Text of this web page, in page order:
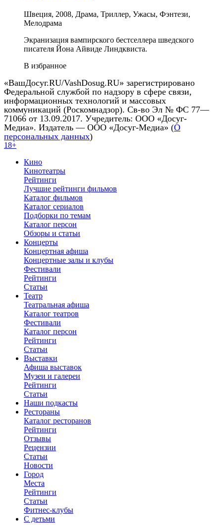
Швеция, 2008, Драма, Триллер, Ужасы, Фэнтези,
Мелодрама
Экранизация вампирского бестселлера шведского
писателя Йона Айвиде Линдквиста.
В избранное
«ВашДосуг.RU/VashDosug.RU» зарегистрировано
Федеральной службой по надзору в сфере связи,
информационных технологий и массовых
коммуникаций (Роскомнадзор). Св-во Эл № ФС 77—
71066 от 13.09.2017. Учредитель: ООО «Досуг-
Медиа». Издатель — ООО «Досуг-Медиа» (О
персональных данных)
18+
Кино
Кинотеатры
Рейтинги
Лучшие рейтинги фильмов
Каталог фильмов
Каталог сериалов
Подборки по темам
Каталог персон
Обзоры и статьи
Концерты
Концертная афиша
Концертные залы и клубы
Фестивали
Рейтинги
Статьи
Театр
Театральная афиша
Каталог театров
Фестивали
Каталог персон
Рейтинги
Статьи
Выставки
Афиша выставок
Музеи и галереи
Рейтинги
Статьи
Наши подкасты
Рестораны
Каталог ресторанов
Рейтинги
Отзывы
Рецензии
Статьи
Новости
Город
Места
Рейтинги
Статьи
Фитнес-клубы
С детьми